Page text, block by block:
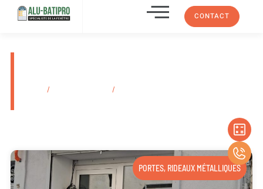
CONTACT
/ /
PORTES, RIDEAUX MÉTALLIQUES